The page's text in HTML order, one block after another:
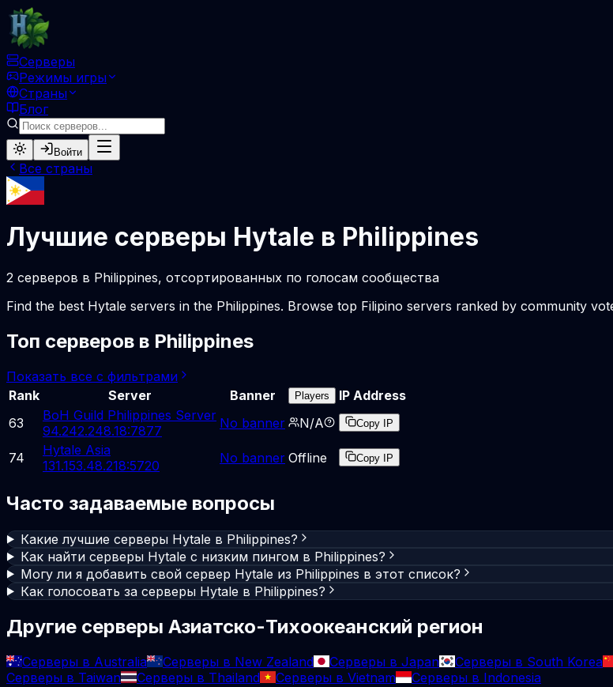
Серверы
Режимы игры
Страны
Блог
Войти
Все страны
Лучшие серверы Hytale в Philippines
2 серверов в Philippines, отсортированных по голосам сообщества
Find the best Hytale servers in the Philippines. Browse top Filipino servers ranked by community
Топ серверов в Philippines
Показать все с фильтрами
Rank
Server Banner Players
IP Address
63
BoH Guild Philippines Server
94.242.248.18:7877
No banner N/A Copy IP
74
Hytale Asia
131.153.48.218:5720
No banner Offline Copy IP
Часто задаваемые вопросы
Какие лучшие серверы Hytale в Philippines?
Как найти серверы Hytale с низким пингом в Philippines?
Могу ли я добавить свой сервер Hytale из Philippines в этот список?
Как голосовать за серверы Hytale в Philippines?
Другие серверы Азиатско-Тихоокеанский регион
Серверы в Australia Серверы в New Zealand Серверы в Japan Серверы в South Korea
Серверы в Taiwan
Серверы в Thailand Серверы в Vietnam Серверы в Indonesia